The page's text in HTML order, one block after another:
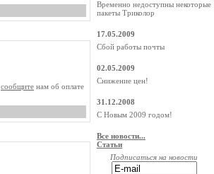
сообщите нам об оплате
Временно недоступны некоторые
пакеты Триколор
17.05.2009
Сбой работы почты
02.05.2009
Снижение цен!
31.12.2008
С Новым 2009 годом!
Все новости...
Статьи
Подписаться на новости